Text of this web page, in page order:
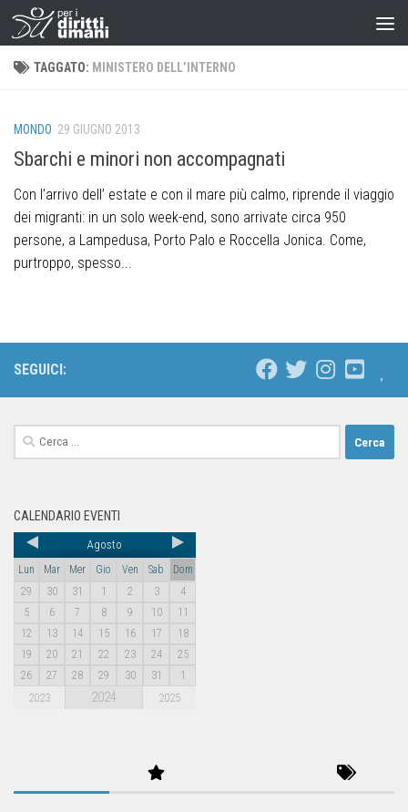
TAGGATO: MINISTERO DELL’INTERNO
MONDO 29 GIUGNO 2013
Sbarchi e minori non accompagnati
Con l’arrivo dell’ estate e con il mare più calmo, riprende il viaggio
dei migranti: in un solo week-end, sono arrivate circa 950
persone, a Lampedusa, Porto Palo e Roccella Jonica. Come,
purtroppo, spesso...
SEGUICI:
CALENDARIO EVENTI
Agosto
Lun Mar Mer Gio Ven Sab
Dom
29
30 31 1 2 3
4
5
6 7 8 9 10
11
12
13 14 15 16 17
18
19
20 21 22 23 24
25
26
27 28 29 30 31 1
2023 2024 2025